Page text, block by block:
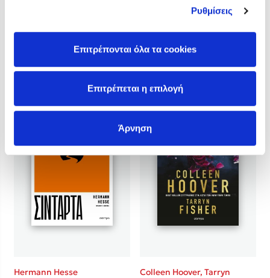
Ρυθμίσεις
Επιτρέπονται όλα τα cookies
Επιτρέπεται η επιλογή
Άρνηση
Τιμή dioptra.gr 13.95€
Hermann Hesse Colleen Hoover, Tarryn